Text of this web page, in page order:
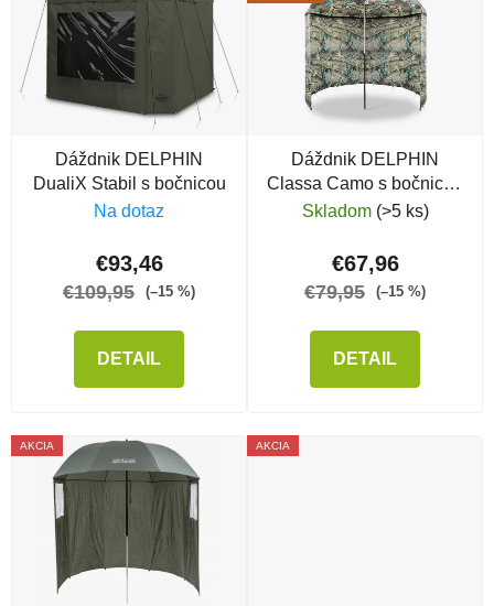
Dáždnik DELPHIN
DualiX Stabil s bočnicou
Na dotaz
€93,46
€109,95 (–15 %)
DETAIL
Dáždnik DELPHIN
Classa Camo s bočnicou
3/4, 250 cm
Skladom (>5 ks)
€67,96
€79,95 (–15 %)
DETAIL
AKCIA AKCIA